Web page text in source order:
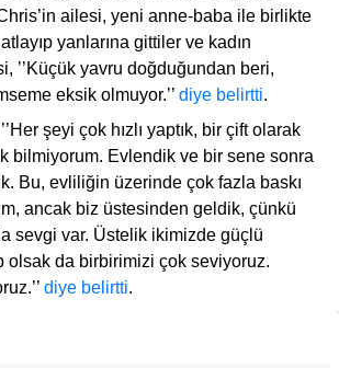
ailesi, yeni anne-baba ile birlikte
yanlarına gittiler ve kadın
’’Küçük yavru doğduğundan beri,
eksik olmuyor.’’ diye belirtti.
şeyi çok hızlı yaptık, bir çift olarak
bilmiyorum. Evlendik ve bir sene sonra
Bu, evliliğin üzerinde çok fazla baskı
ancak biz üstesinden geldik, çünkü
sevgi var. Üstelik ikimizde güçlü
olsak da birbirimizi çok seviyoruz.
diye belirtti.